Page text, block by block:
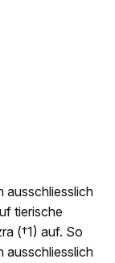
ausschliesslich
tierische
(†1) auf. So
ausschliesslich